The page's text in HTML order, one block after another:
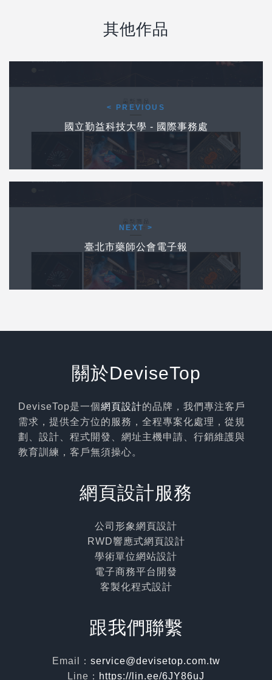
其他作品
前一個作品
< PREVIOUS
國立勤益科技大學 - 國際事務處
下一個作品
NEXT >
臺北市藥師公會電子報
關於DeviseTop
DeviseTop是一個 網頁設計的品牌，我們專注客戶
需求，提供全方位的服務，全程專案化處理，從規
劃、設計、程式開發、網址主機申請、行銷維護與
教育訓練，客戶無須操心。
網頁設計服務
公司形象網頁設計
RWD響應式網頁設計
學術單位網站設計
電子商務平台開發
客製化程式設計
跟我們聯繫
Email： service@devisetop.com.tw
Line： https://lin.ee/6JY86uJ